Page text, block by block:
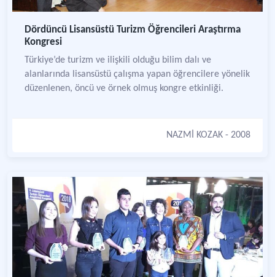
Dördüncü Lisansüstü Turizm Öğrencileri Araştırma
Kongresi
Türkiye’de turizm ve ilişkili olduğu bilim dalı ve
alanlarında lisansüstü çalışma yapan öğrencilere yönelik
düzenlenen, öncü ve örnek olmuş kongre etkinliği.
NAZMİ KOZAK - 2008